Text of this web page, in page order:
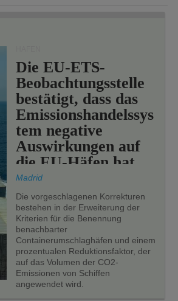
Die EU-ETS-
Beobachtungsstelle
bestätigt, dass das
Emissionshandelssys
tem negative
Auswirkungen auf
die EU-Häfen hat.
Madrid
Die vorgeschlagenen Korrekturen
bestehen in der Erweiterung der
Kriterien für die Benennung
benachbarter
Containerumschlaghäfen und einem
prozentualen Reduktionsfaktor, der
auf das Volumen der CO2-
Emissionen von Schiffen
angewendet wird.